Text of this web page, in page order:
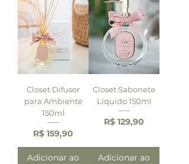
Closet Difusor
para Ambiente
150ml
Preço
R$ 159,90
Adicionar ao
Closet Sabonete
Líquido 150ml
Preço
R$ 129,90
Adicionar ao